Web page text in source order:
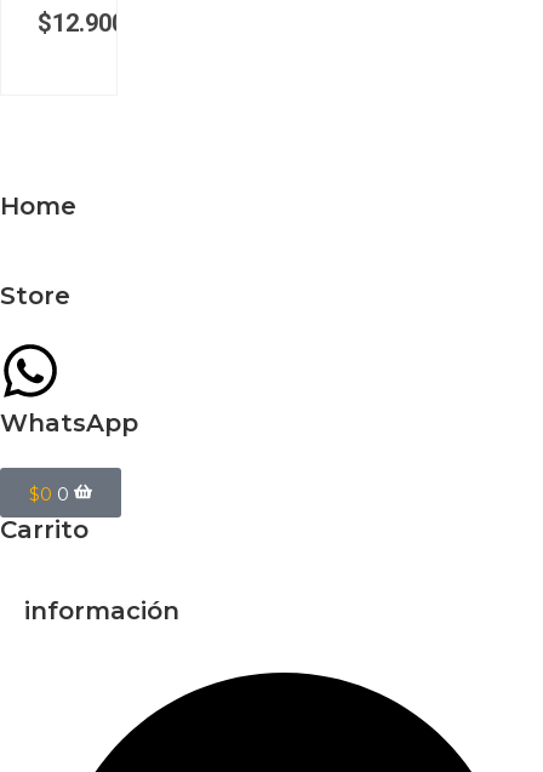
$12.900
Home
Store
WhatsApp
$0 0
Carrito
información